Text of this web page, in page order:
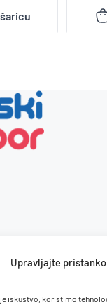
Upravljajte
iskustvo, koristimo